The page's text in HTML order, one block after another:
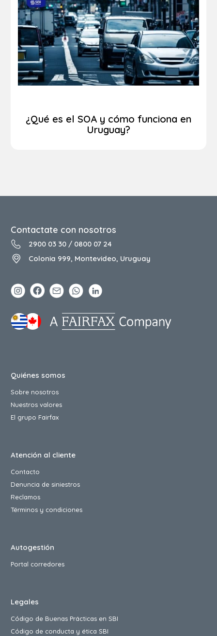
¿Qué es el SOA y cómo funciona en
Uruguay?
Contactate con nosotros
2900 03 30 / 0800 07 24
Colonia 999, Montevideo, Uruguay
Quiénes somos
Sobre nosotros
Nuestros valores
El grupo Fairfax
Atención al cliente
Contacto
Denuncia de siniestros
Reclamos
Términos y condiciones
Autogestión
Portal corredores
Legales
Código de Buenas Prácticas en SBI
Código de conducta y ética SBI